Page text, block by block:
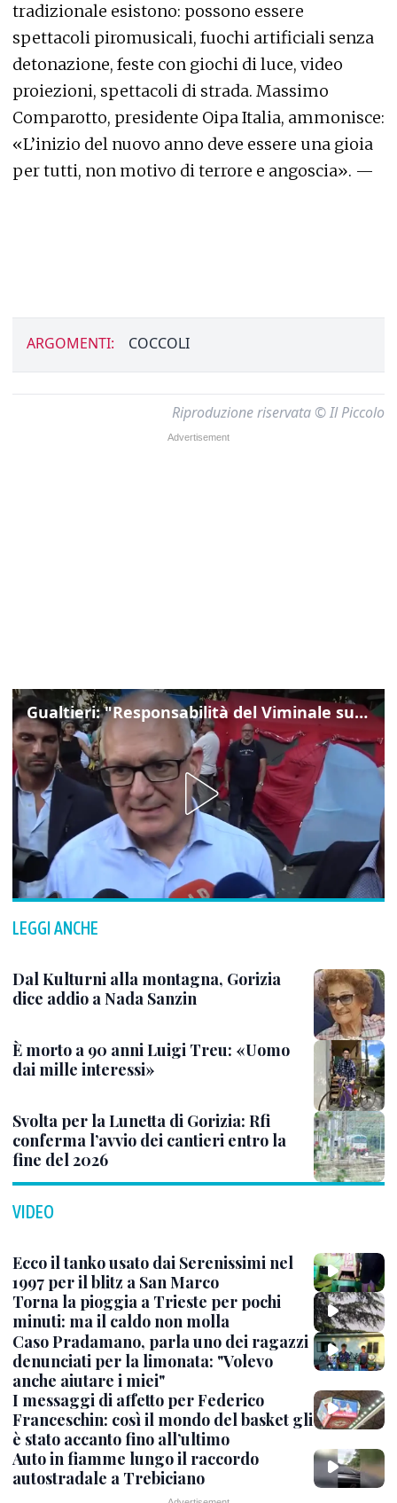
tradizionale esistono: possono essere
spettacoli piromusicali, fuochi artificiali senza
detonazione, feste con giochi di luce, video
proiezioni, spettacoli di strada. Massimo
Comparotto, presidente Oipa Italia, ammonisce:
«L’inizio del nuovo anno deve essere una gioia
per tutti, non motivo di terrore e angoscia». —
ARGOMENTI: COCCOLI
Riproduzione riservata © Il Piccolo
Gualtieri: "Responsabilità del Viminale su Spin Time? La posizione dei partiti è nota"
LEGGI ANCHE
Dal Kulturni alla montagna, Gorizia
dice addio a Nada Sanzin
È morto a 90 anni Luigi Treu: «Uomo
dai mille interessi»
Svolta per la Lunetta di Gorizia: Rfi
conferma l’avvio dei cantieri entro la
fine del 2026
VIDEO
Ecco il tanko usato dai Serenissimi nel
1997 per il blitz a San Marco
Torna la pioggia a Trieste per pochi
minuti: ma il caldo non molla
Caso Pradamano, parla uno dei ragazzi
denunciati per la limonata: "Volevo
anche aiutare i miei"
I messaggi di affetto per Federico
Franceschin: così il mondo del basket gli
è stato accanto fino all’ultimo
Auto in fiamme lungo il raccordo
autostradale a Trebiciano